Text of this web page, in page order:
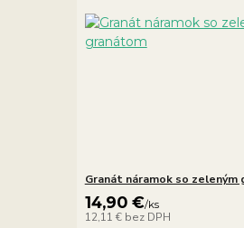
Granát náramok so zeleným
14,90 €/ks
12,11 € bez DPH